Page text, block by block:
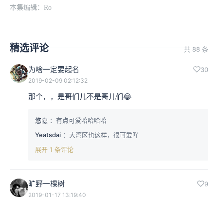
本集编辑：Ro
精选评论 共 88 条
为啥一定要起名 30
2019-02-09 02:12:32
那个，，是哥们儿不是哥儿们😂
悠隐 ：有点可爱哈哈哈哈
Yeatsdai ：大湾区也这样，很可爱吖
展开 1 条评论
旷野一棵树 9
2019-01-17 13:19:40